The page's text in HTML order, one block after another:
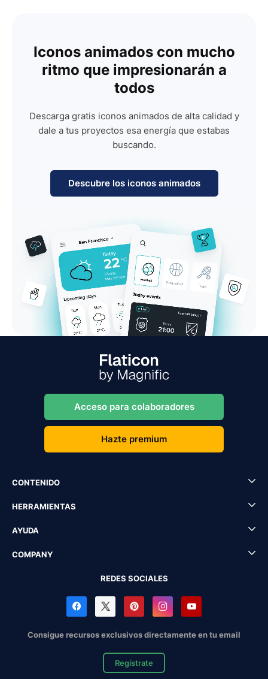
Iconos animados con mucho
ritmo que impresionarán a
todos
Descarga gratis iconos animados de alta calidad y
dale a tus proyectos esa energía que estabas
buscando.
Descubre los iconos animados
Acceso para colaboradores
Hazte premium
CONTENIDO
HERRAMIENTAS
AYUDA
COMPANY
REDES SOCIALES
Consigue recursos exclusivos directamente en tu email
Regístrate